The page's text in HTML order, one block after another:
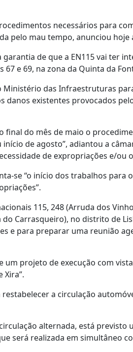
necessários para
pelo mau tempo, anunciou hoje
de que a EN115 vai ter
e 69, na zona da Quinta da
das Infraestruturas
existentes provocados
final do mês de maio o
de agosto”, adiantou a
de expropriações e/ou
se “o início dos trabalhos para
115, 248 (Arruda dos
Carrasqueiro), no distrito de
e para preparar uma reunião
um projeto de execução com
Xira”.
a circulação
alternada, está previsto
será realizada em simultâneo